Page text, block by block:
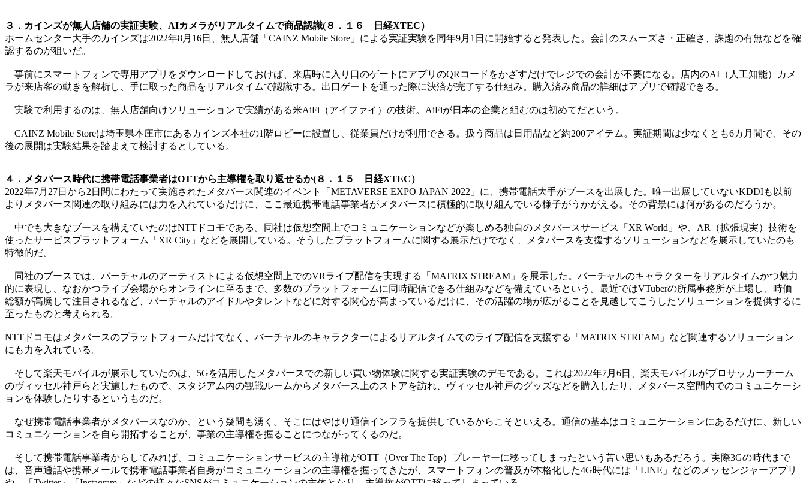
３．カインズが無人店舗の実証実験、AIカメラがリアルタイムで商品認識(８．１６ 日経XTEC）
ホームセンター大手のカインズは2022年8月16日、無人店舗「CAINZ Mobile Store」による実証実験を同年9月1日に開始すると発表した。会計のスムーズさ・正確さ、課題の有無などを確
認するのが狙いだ。
事前にスマートフォンで専用アプリをダウンロードしておけば、来店時に入り口のゲートにアプリのQRコードをかざすだけでレジでの会計が不要になる。店内のAI（人工知能）カメ
ラが来店客の動きを解析し、手に取った商品をリアルタイムで認識する。出口ゲートを通った際に決済が完了する仕組み。購入済み商品の詳細はアプリで確認できる。
実験で利用するのは、無人店舗向けソリューションで実績がある米AiFi（アイファイ）の技術。AiFiが日本の企業と組むのは初めてだという。
CAINZ Mobile Storeは埼玉県本庄市にあるカインズ本社の1階ロビーに設置し、従業員だけが利用できる。扱う商品は日用品など約200アイテム。実証期間は少なくとも6カ月間で、その
後の展開は実験結果を踏まえて検討するとしている。
４．メタバース時代に携帯電話事業者はOTTから主導権を取り返せるか(８．１５ 日経XTEC）
2022年7月27日から2日間にわたって実施されたメタバース関連のイベント「METAVERSE EXPO JAPAN 2022」に、携帯電話大手がブースを出展した。唯一出展していないKDDIも以前
よりメタバース関連の取り組みには力を入れているだけに、ここ最近携帯電話事業者がメタバースに積極的に取り組んでいる様子がうかがえる。その背景には何があるのだろうか。
中でも大きなブースを構えていたのはNTTドコモである。同社は仮想空間上でコミュニケーションなどが楽しめる独自のメタバースサービス「XR World」や、AR（拡張現実）技術を
使ったサービスプラットフォーム「XR City」などを展開している。そうしたプラットフォームに関する展示だけでなく、メタバースを支援するソリューションなどを展示していたのも
特徴的だ。
同社のブースでは、バーチャルのアーティストによる仮想空間上でのVRライブ配信を実現する「MATRIX STREAM」を展示した。バーチャルのキャラクターをリアルタイムかつ魅力
的に表現し、なおかつライブ会場からオンラインに至るまで、多数のプラットフォームに同時配信できる仕組みなどを備えているという。最近ではVTuberの所属事務所が上場し、時価
総額が高騰して注目されるなど、バーチャルのアイドルやタレントなどに対する関心が高まっているだけに、その活躍の場が広がることを見越してこうしたソリューションを提供するに
至ったものと考えられる。
NTTドコモはメタバースのプラットフォームだけでなく、バーチャルのキャラクターによるリアルタイムでのライブ配信を支援する「MATRIX STREAM」など関連するソリューション
にも力を入れている。
そして楽天モバイルが展示していたのは、5Gを活用したメタバースでの新しい買い物体験に関する実証実験のデモである。これは2022年7月6日、楽天モバイルがプロサッカーチーム
のヴィッセル神戸らと実施したもので、スタジアム内の観戦ルームからメタバース上のストアを訪れ、ヴィッセル神戸のグッズなどを購入したり、メタバース空間内でのコミュニケーシ
ョンを体験したりするというものだ。
なぜ携帯電話事業者がメタバースなのか、という疑問も湧く。そこにはやはり通信インフラを提供しているからこそといえる。通信の基本はコミュニケーションにあるだけに、新しい
コミュニケーションを自ら開拓することが、事業の主導権を握ることにつながってくるのだ。
そして携帯電話事業者からしてみれば、コミュニケーションサービスの主導権がOTT（Over The Top）プレーヤーに移ってしまったという苦い思いもあるだろう。実際3Gの時代まで
は、音声通話や携帯メールで携帯電話事業者自身がコミュニケーションの主導権を握ってきたが、スマートフォンの普及が本格化した4G時代には「LINE」などのメッセンジャーアプリ